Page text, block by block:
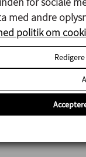
med andre
politik om